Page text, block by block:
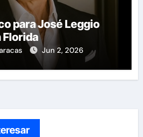
para José Leggio
Florida
Jun 2, 2026